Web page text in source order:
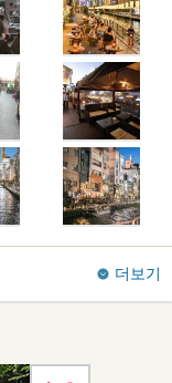
더보기